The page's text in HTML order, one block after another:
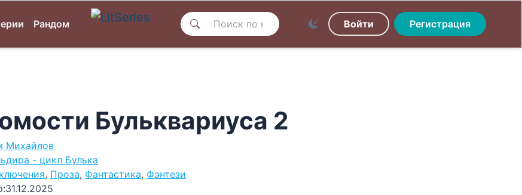
Рандом Войти Регистрация
Бульквариуса 2
Михайлов
- цикл Булька
, Проза, Фантастика, Фэнтези
31.12.2025